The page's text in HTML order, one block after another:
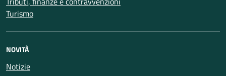
Turismo
NOVITÀ
Notizie